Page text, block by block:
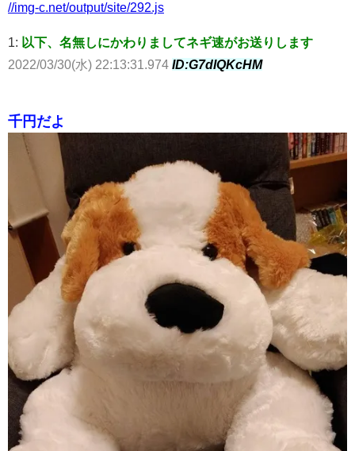
//img-c.net/output/site/292.js
1: 以下、名無しにかわりましてネギ速がお送りします
2022/03/30(水) 22:13:31.974 ID:G7dIQKcHM
千円だよ